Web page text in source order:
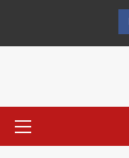
Menu